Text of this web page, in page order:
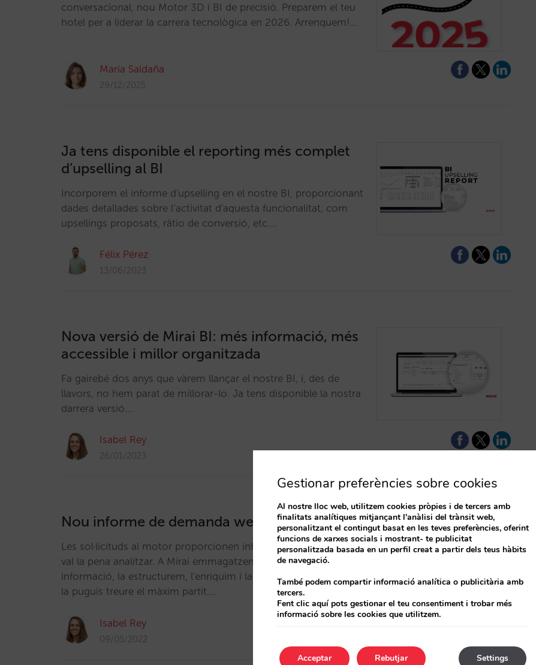
conversacional, nou Motor 3D i BI de precisió. Preparem el teu
hotel per a liderar la carrera tecnològica en 2026. Arrenquem!…
María Saldaña
29/12/2025
Ja tens disponible el reporting més complet
d’upselling al BI
Incorporem el informe d'upselling en el nostre BI, proporcionant
dades detallades sobre l’activitat d'aquesta funcionalitat, com
upsellings proposats, ràtio de conversió, etc.…
Félix Pérez
13/06/2023
Nova versió de Mirai BI: més informació, més
accessible i millor organitzada
Fa gairebé dos anys que vàrem llançar el nostre BI, i, des de
llavors, no hem parat de millorar-lo. Ja tens disponible la nostra
darrera versió.…
Isabel Rey
26/01/2023
Nou informe de demanda web en el nostre BI
Les sol·licituds al motor proporcionen informació valuosa que
val la pena analitzar. A Mirai emmagatzemem aquesta
informació, la estructurem, l'enriquim i la carreguem a BI perquè
la puguis treure el màxim partit.…
Isabel Rey
09/05/2022
Gestionar preferències sobre cookies
Al nostre lloc web, utilitzem cookies pròpies i de tercers amb
finalitats analítiques mitjançant l'anàlisi del trànsit web,
personalitzant el contingut basat en les teves preferències, oferint
funcions de xarxes socials i mostrant- te publicitat
personalitzada basada en un perfil creat a partir dels teus hàbits
de navegació.
També podem compartir informació analítica o publicitària amb
tercers.
Fent clic aquí pots gestionar el teu consentiment i trobar més
informació sobre les cookies que utilitzem.
Acceptar Settings
Rebutjar